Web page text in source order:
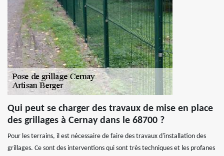
Qui peut se charger des travaux de mise en place
des grillages à Cernay dans le 68700 ?
Pour les terrains, il est nécessaire de faire des travaux d'installation des
grillages. Ce sont des interventions qui sont très techniques et les profanes